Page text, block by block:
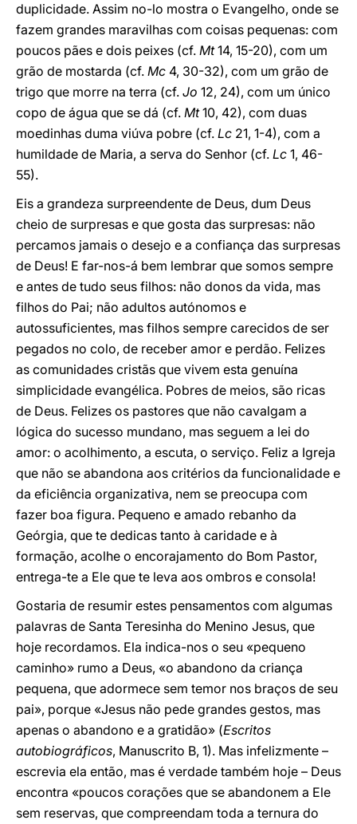
duplicidade. Assim no-lo mostra o Evangelho, onde se
fazem grandes maravilhas com coisas pequenas: com
poucos pães e dois peixes (cf. Mt14, 15-20), com um
grão de mostarda (cf. Mc 4, 30-32), com um grão de
trigo que morre na terra (cf. Jo 12, 24), com um único
copo de água que se dá (cf. Mt10, 42), com duas
moedinhas duma viúva pobre (cf. Lc 21, 1-4), com a
humildade de Maria, a serva do Senhor (cf. Lc 1, 46-
55).
Eis a grandeza surpreendente de Deus, dum Deus
cheio de surpresas e que gosta das surpresas: não
percamos jamais o desejo e a confiança das surpresas
de Deus! E far-nos-á bem lembrar que somos sempre
e antes de tudo seus filhos: não donos da vida, mas
filhos do Pai; não adultos autónomos e
autossuficientes, mas filhos sempre carecidos de ser
pegados no colo, de receber amor e perdão. Felizes
as comunidades cristãs que vivem esta genuína
simplicidade evangélica. Pobres de meios, são ricas
de Deus. Felizes os pastores que não cavalgam a
lógica do sucesso mundano, mas seguem a lei do
amor: o acolhimento, a escuta, o serviço. Feliz a Igreja
que não se abandona aos critérios da funcionalidade e
da eficiência organizativa, nem se preocupa com
fazer boa figura. Pequeno e amado rebanho da
Geórgia, que te dedicas tanto à caridade e à
formação, acolhe o encorajamento do Bom Pastor,
entrega-te a Ele que te leva aos ombros e consola!
Gostaria de resumir estes pensamentos com algumas
palavras de Santa Teresinha do Menino Jesus, que
hoje recordamos. Ela indica-nos o seu «pequeno
caminho» rumo a Deus, «o abandono da criança
pequena, que adormece sem temor nos braços de seu
pai», porque «Jesus não pede grandes gestos, mas
apenas o abandono e a gratidão» (Escritos
autobiográficos, Manuscrito B, 1). Mas infelizmente –
escrevia ela então, mas é verdade também hoje – Deus
encontra «poucos corações que se abandonem a Ele
sem reservas, que compreendam toda a ternura do